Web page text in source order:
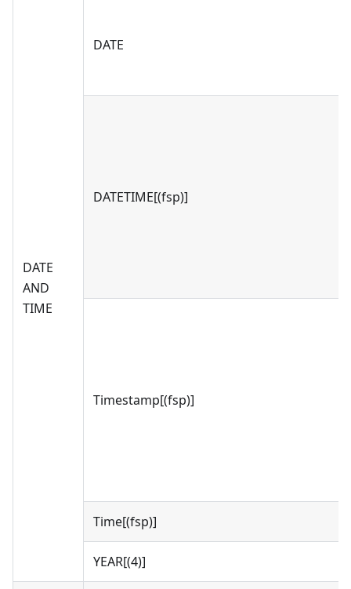
DATE
AND
TIME
DATE
DATETIME[(fsp)]
Timestamp[(fsp)]
Time[(fsp)]
YEAR[(4)]